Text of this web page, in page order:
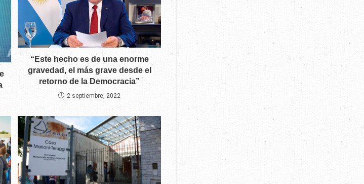
“Este hecho es de una enorme
gravedad, el más grave desde el
retorno de la Democracia”
2 septiembre, 2022